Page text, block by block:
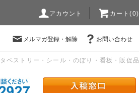
アカウント カート(0)
メルマガ登録・解除 お問い合わせ
ペストリー・シール・のぼり・看板・販促品